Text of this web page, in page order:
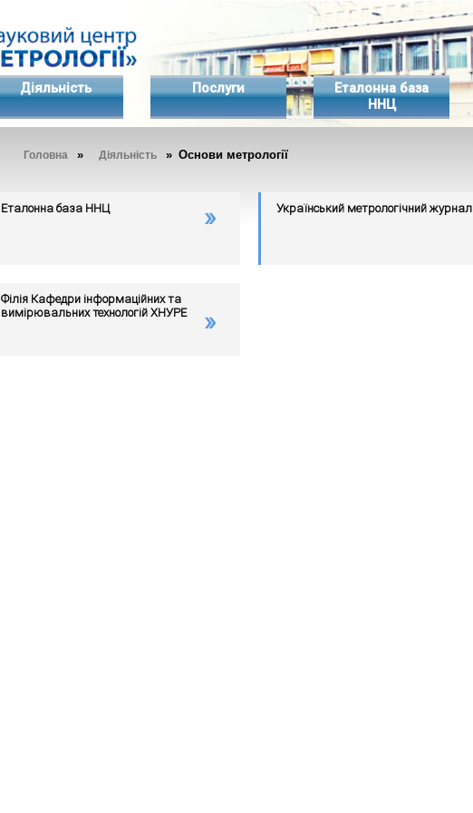
Діяльність Послуги
Еталонна база
ННЦ
Головна » Діяльність » Основи метрології
Еталонна база ННЦ Український метрологічний журнал
Філія Кафедри інформаційних та
вимірювальних технологій ХНУРЕ